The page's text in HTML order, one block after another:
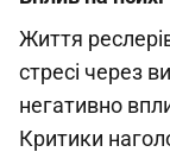
Життя
стресі через
негативно
Критики